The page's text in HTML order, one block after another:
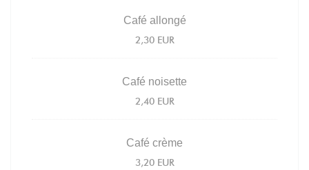
Café allongé
2,30 EUR
Café noisette
2,40 EUR
Café crème
3,20 EUR